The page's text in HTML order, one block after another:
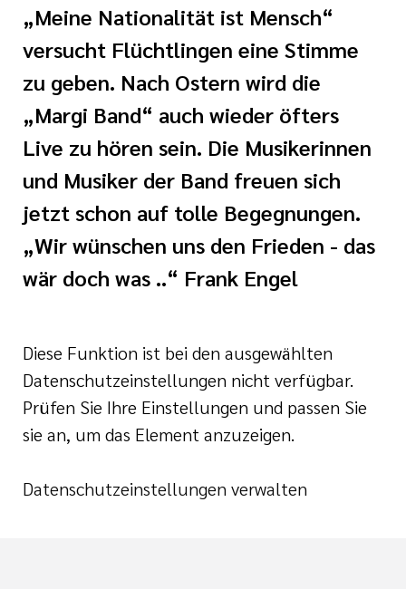
„Meine Nationalität ist Mensch“
versucht Flüchtlingen eine Stimme
zu geben. Nach Ostern wird die
„Margi Band“ auch wieder öfters
Live zu hören sein. Die Musikerinnen
und Musiker der Band freuen sich
jetzt schon auf tolle Begegnungen.
„Wir wünschen uns den Frieden - das
wär doch was ..“ Frank Engel
Diese Funktion ist bei den ausgewählten
Datenschutzeinstellungen nicht verfügbar.
Prüfen Sie Ihre Einstellungen und passen Sie
sie an, um das Element anzuzeigen.
Datenschutzeinstellungen verwalten